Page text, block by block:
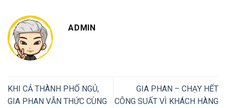
ADMIN
KHI CẢ THÀNH PHỐ NGỦ,
GIA PHAN VẪN THỨC CÙNG
GIA PHAN – CHẠY HẾT
CÔNG SUẤT VÌ KHÁCH HÀNG